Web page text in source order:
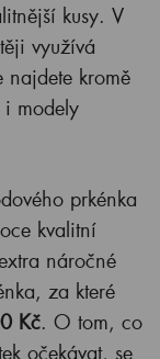
kusy. V
využívá
kromě
i modely
prkénka
kvalitní
náročné
za které
Kč. O tom, co
očekávat, se